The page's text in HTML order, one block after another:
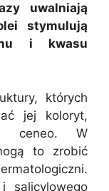
uwalniają
stymulują
i kwasu
których
jej koloryt,
ceneo. W
to zrobić
salicylowego